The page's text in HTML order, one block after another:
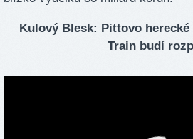
Kulový Blesk: Pittovo
Train budí